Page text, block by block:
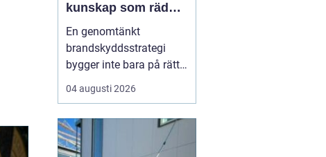
kunskap som räddar
liv och skyddar
verksamheter
En genomtänkt
brandskyddsstrategi
bygger inte bara på rätt
produkter och
installationer. Den
människor som vet vad
de gör. När ansvariga i
04 augusti 2026